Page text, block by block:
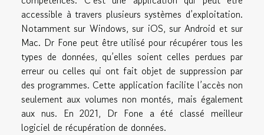
accessible à travers plusieurs systèmes d’exploitation.
Notamment sur Windows, sur iOS, sur Android et sur
Mac. Dr Fone peut être utilisé pour récupérer tous les
types de données, qu’elles soient celles perdues par
erreur ou celles qui ont fait objet de suppression par
des programmes. Cette application facilite l’accès non
seulement aux volumes non montés, mais également
aux nus. En 2021, Dr Fone a été classé meilleur
logiciel de récupération de données.